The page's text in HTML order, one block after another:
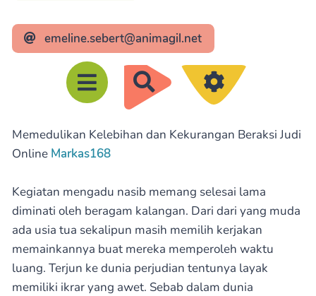
R
e
h
r
c
h
e
r
emeline.sebert@animagil.net
Memedulikan Kelebihan dan Kekurangan Beraksi Judi
Online Markas168
Kegiatan mengadu nasib memang selesai lama
diminati oleh beragam kalangan. Dari dari yang muda
ada usia tua sekalipun masih memilih kerjakan
memainkannya buat mereka memperoleh waktu
luang. Terjun ke dunia perjudian tentunya layak
memiliki ikrar yang awet. Sebab dalam dunia